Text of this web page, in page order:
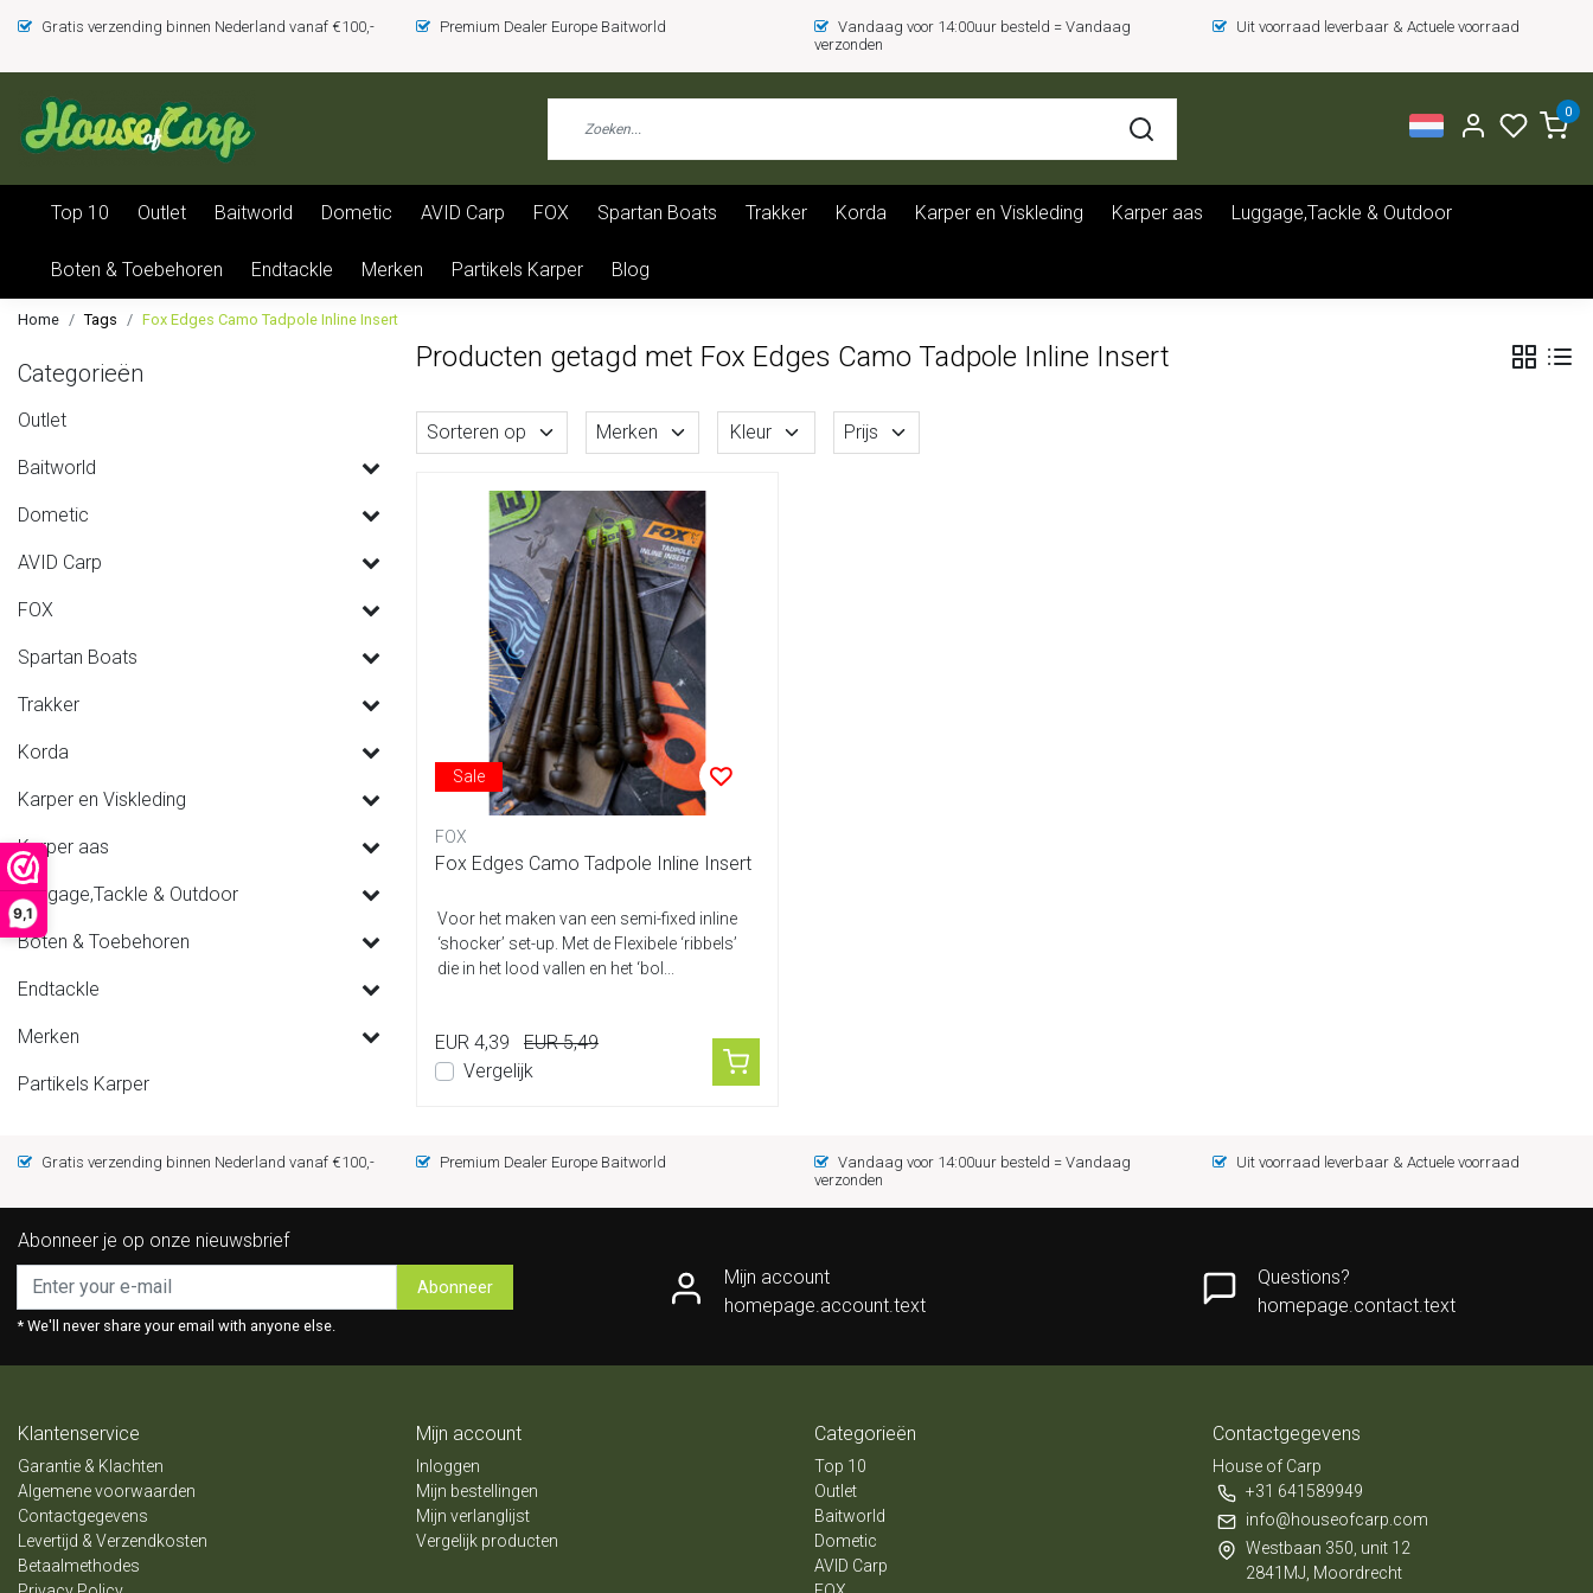
9,1
Gratis verzending binnen Nederland vanaf €100,- Premium Dealer Europe Baitworld
Vandaag voor 14:00uur besteld = Vandaag
verzonden
Uit voorraad leverbaar & Actuele voorraad
0
Top 10 Outlet Baitworld Dometic AVID Carp FOX Spartan Boats Trakker Korda Karper en Viskleding Karper aas Luggage,Tackle & Outdoor
Boten & Toebehoren Endtackle Merken Partikels Karper Blog
Home Tags Fox Edges Camo Tadpole Inline Insert
Categorieën
Outlet
Baitworld
Dometic
AVID Carp
FOX
Spartan Boats
Trakker
Korda
Karper en Viskleding
Karper aas
Luggage,Tackle & Outdoor
Boten & Toebehoren
Endtackle
Merken
Partikels Karper
Producten getagd met Fox Edges Camo Tadpole Inline Insert
Sorteren op Merken Kleur Prijs
Sale
FOX
Fox Edges Camo Tadpole Inline Insert
Voor het maken van een semi-fixed inline
‘shocker’ set-up. Met de Flexibele ‘ribbels’
die in het lood vallen en het ‘bol...
EUR 4,39
EUR 5,49
Vergelijk
Gratis verzending binnen Nederland vanaf €100,- Premium Dealer Europe Baitworld
Vandaag voor 14:00uur besteld = Vandaag
verzonden
Uit voorraad leverbaar & Actuele voorraad
Abonneer je op onze nieuwsbrief
Abonneer
* We'll never share your email with anyone else.
Mijn account
homepage.account.text
Questions?
homepage.contact.text
Klantenservice
Garantie & Klachten
Algemene voorwaarden
Contactgegevens
Levertijd & Verzendkosten
Betaalmethodes
Mijn account
Inloggen
Mijn bestellingen
Mijn verlanglijst
Vergelijk producten
Categorieën
Top 10
Outlet
Baitworld
Dometic
AVID Carp
Contactgegevens
House of Carp
+31 641589949
info@houseofcarp.com
Westbaan 350, unit 12
2841MJ, Moordrecht